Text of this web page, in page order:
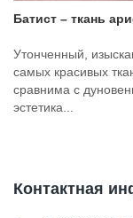
Батист – ткань
Утонченный,
самых красивых
сравнима с
эстетика...
Контактная